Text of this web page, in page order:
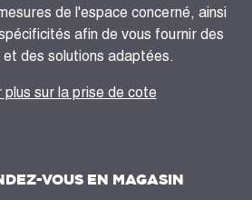
de l'espace concerné, ainsi
afin de vous fournir des
des solutions adaptées.
plus sur la prise de cote
VOUS EN MAGASIN